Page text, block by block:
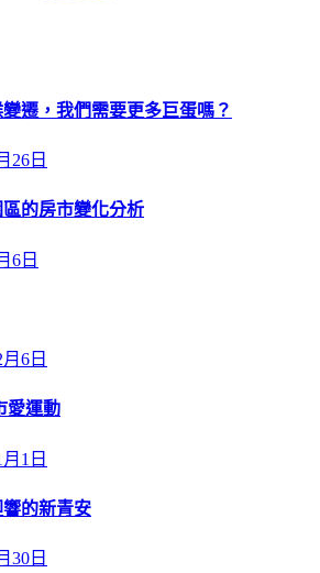
遷，我們需要更多巨蛋嗎？
26日
的房市變化分析
6日
6日
愛運動
1日
的新青安
30日